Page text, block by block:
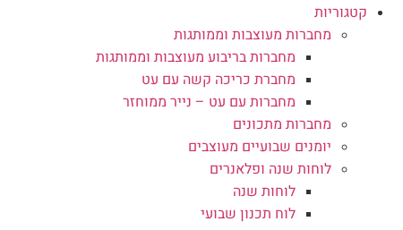
קטגוריות
מחברות מעוצבות וממותגות
מחברות בריבוע מעוצבות וממותגות
מחברת כריכה קשה עם עט
מחברות עם עט – נייר ממוחזר
מחברות מתכונים
יומנים שבועיים מעוצבים
לוחות שנה ופלאנרים
לוחות שנה
לוח תכנון שבועי